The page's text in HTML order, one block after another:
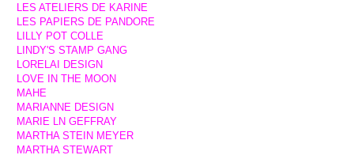
LES ATELIERS DE KARINE
LES PAPIERS DE PANDORE
LILLY POT COLLE
LINDY'S STAMP GANG
LORELAI DESIGN
LOVE IN THE MOON
MAHE
MARIANNE DESIGN
MARIE LN GEFFRAY
MARTHA STEIN MEYER
MARTHA STEWART